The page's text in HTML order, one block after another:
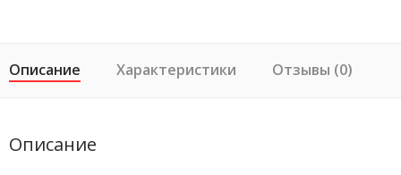
Описание Характеристики Отзывы (0)
Описание